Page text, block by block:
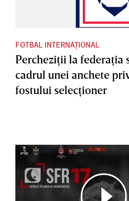
FOTBAL INTERNAȚIONAL
Percheziţii la federaţia
cadrul unei anchete
fostului selecţioner